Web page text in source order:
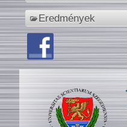
Eredmények